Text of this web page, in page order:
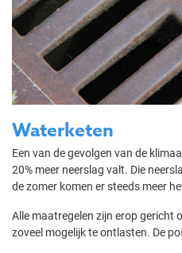
Waterketen
Een van de gevolgen van de
20% meer neerslag valt. Die
de zomer komen er steeds meer
Alle maatregelen zijn erop gericht
zoveel mogelijk te ontlasten. De